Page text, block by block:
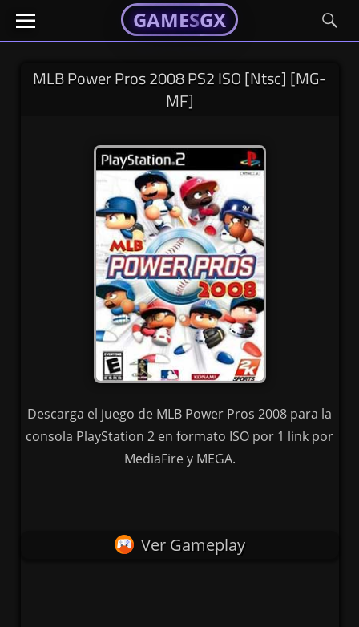
Skip
GAMESGX
El
portal
tus
GAMESGX
GAMESGX
El
portal
tusMLB Power Pros 2008 PS2 ISO [Ntsc] [MG-
MF]
Descarga el juego de MLB Power Pros 2008 para la
consola PlayStation 2 en formato ISO por 1 link por
MediaFire y MEGA.
Ver Gameplay